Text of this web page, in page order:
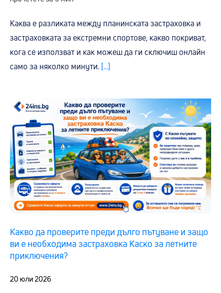
Каква е разликата между планинската застраховка и
застраховката за екстремни спортове, какво покриват,
кога се използват и как можеш да ги сключиш онлайн
само за няколко минути. [...]
Какво да проверите преди дълго пътуване и защо
ви е необходима застраховка Каско за летните
приключения?
20 юли 2026